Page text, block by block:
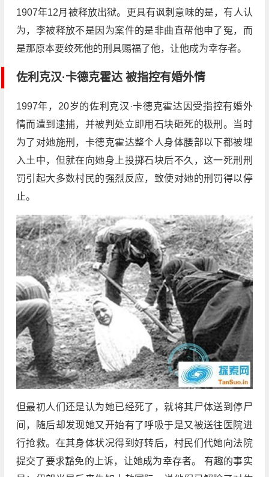
1907年12月被释放出狱。更具有讽刺意味的是，有人认
为，李被释放不是因为案件的是非曲直帮他申了冤，而
是那原本要绞死他的刑具赐福了他，让他成为幸存者。
佐利克汉·卡德克霍达 被指控有婚外情
1997年，20岁的佐利克汉·卡德克霍达因受指控有婚外
情而遭到逮捕，并被判处立即用石块砸死的极刑。当时
为了对她施刑，卡德克霍达整个人身体腰部以下都被埋
入土中，但就在向她身上投掷石块后不久，这一死刑刑
罚引起大多数村民的强烈反应，致使对她的刑罚得以停
止。
但最初人们还是认为她已经死了，就将其尸体送到停尸
间，随后却发现她又开始有了呼吸于是又被送往医院进
行抢救。在其身体状况得到好转后，村民们代她向法院
提交了要求豁免的上诉，让她成为幸存者。 有趣的事实